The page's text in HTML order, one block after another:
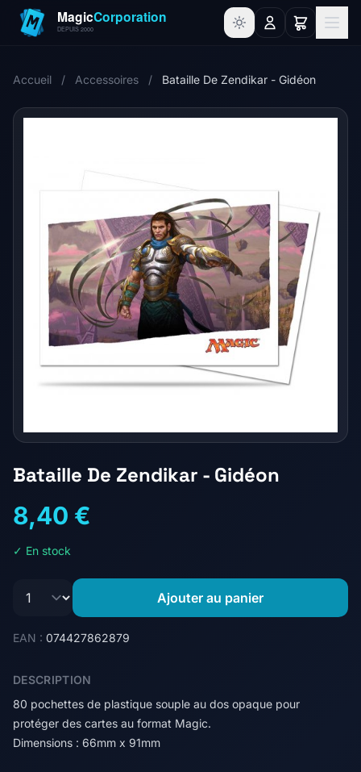
Accueil / Accessoires / Bataille De Zendikar - Gidéon
Bataille De Zendikar - Gidéon
8,40 €
✓ En stock
Ajouter au panier
EAN : 074427862879
DESCRIPTION
80 pochettes de plastique souple au dos opaque pour
protéger des cartes au format Magic.
Dimensions : 66mm x 91mm